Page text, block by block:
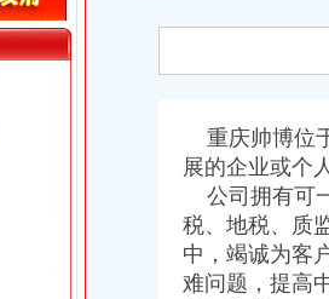
重庆帅博位
展的企业或个
公司拥有可
税、地税、质
中，竭诚为客
难问题，提高